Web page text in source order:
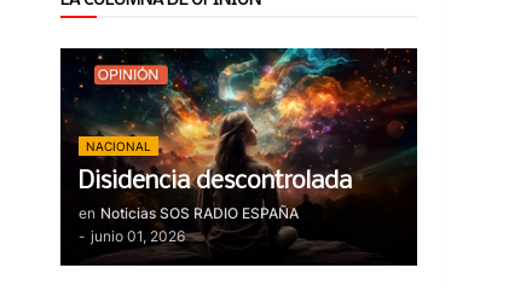
NACIONAL
Disidencia descontrolada
en Noticias SOS RADIO ESPAÑA
- junio 01, 2026